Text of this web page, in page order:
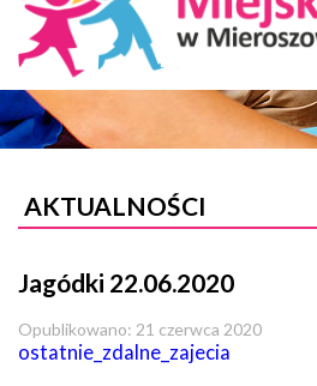
AKTUALNOŚCI
Jagódki 22.06.2020
Opublikowano: 21 czerwca 2020
ostatnie_zdalne_zajecia